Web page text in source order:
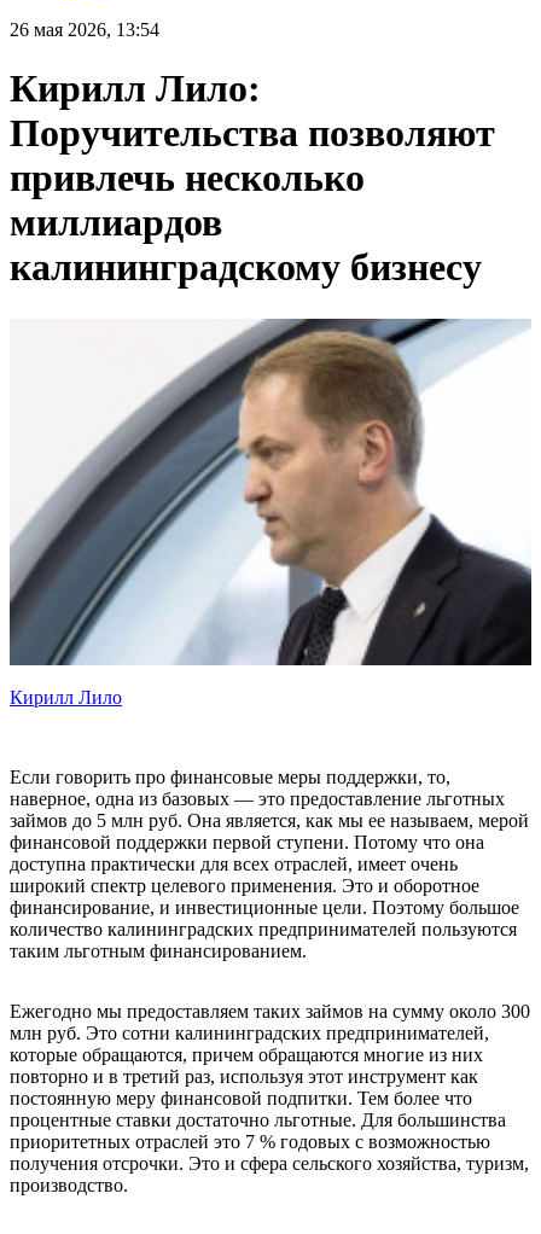
26 мая 2026, 13:54
Кирилл Лило:
Поручительства позволяют
привлечь несколько
миллиардов
калининградскому бизнесу
Кирилл Лило
Если говорить про финансовые меры поддержки, то,
наверное, одна из базовых — это предоставление льготных
займов до 5 млн руб. Она является, как мы ее называем, мерой
финансовой поддержки первой ступени. Потому что она
доступна практически для всех отраслей, имеет очень
широкий спектр целевого применения. Это и оборотное
финансирование, и инвестиционные цели. Поэтому большое
количество калининградских предпринимателей пользуются
таким льготным финансированием.
Ежегодно мы предоставляем таких займов на сумму около 300
млн руб. Это сотни калининградских предпринимателей,
которые обращаются, причем обращаются многие из них
повторно и в третий раз, используя этот инструмент как
постоянную меру финансовой подпитки. Тем более что
процентные ставки достаточно льготные. Для большинства
приоритетных отраслей это 7 % годовых с возможностью
получения отсрочки. Это и сфера сельского хозяйства, туризм,
производство.